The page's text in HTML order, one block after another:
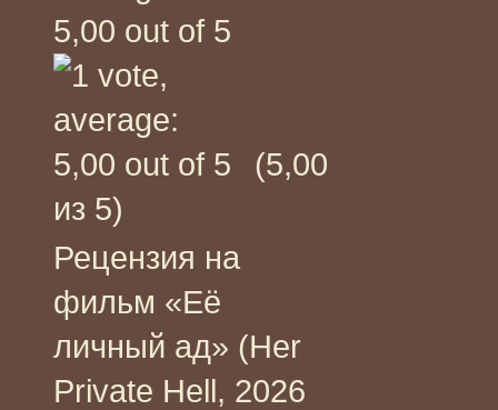
(5,00
из 5)
Рецензия на
фильм «Её
личный ад» (Her
Private Hell, 2026